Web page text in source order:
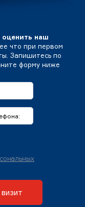
оценить наш
что при первом
Запишитесь по
форму ниже